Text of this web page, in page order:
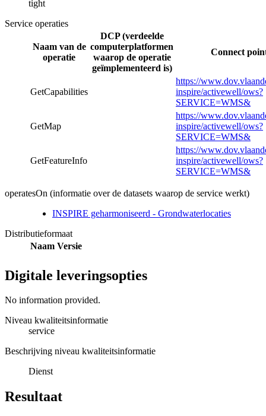
tight
Service operaties
Naam van de
operatie
DCP (verdeelde
computerplatformen
waarop de operatie
geïmplementeerd is)
Connect
GetCapabilities
https://
inspire/activewell/ows?
SERVICE=WMS&
GetMap
https://
inspire/activewell/ows?
SERVICE=WMS&
GetFeatureInfo
https://
inspire/activewell/ows?
SERVICE=WMS&
operatesOn (informatie over de datasets waarop de service werkt)
INSPIRE geharmoniseerd - Grondwaterlocaties
Distributieformaat
Naam Versie
Digitale leveringsopties
No information provided.
Niveau kwaliteitsinformatie
service
Beschrijving niveau kwaliteitsinformatie
Dienst
Resultaat